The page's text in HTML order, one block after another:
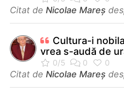
Citat de Nicolae Mareș
Cultura-i
vrea s-audă de
Citat de Nicolae Mareș